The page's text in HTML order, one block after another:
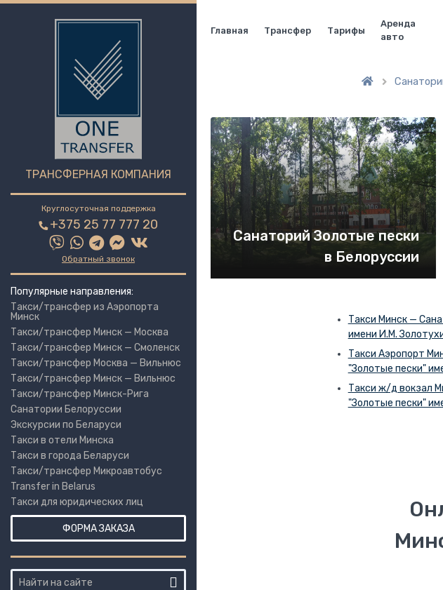
ТРАНСФЕРНАЯ КОМПАНИЯ
Круглосуточная поддержка
+375 25 77 777 20
Обратный звонок
Популярные направления:
Такси/трансфер из Аэропорта
Минск
Такси/трансфер Минск — Москва
Такси/трансфер Минск — Смоленск
Такси/трансфер Москва — Вильнюс
Такси/трансфер Минск — Вильнюс
Такси/трансфер Минск-Рига
Санатории Белоруссии
Экскурсии по Беларуси
Такси в отели Минска
Такси в города Беларуси
Такси/трансфер Микроавтобус
Transfer in Belarus
Такси для юридических лиц
ФОРМА ЗАКАЗА
Главная Трансфер Тарифы
Аренда
авто

Санаторий Золотые пески
в Белоруссии
Такси Минск —
имени И.М.
Такси Аэропорт
"Золотые пески"
Такси ж/д вокзал
"Золотые пески"